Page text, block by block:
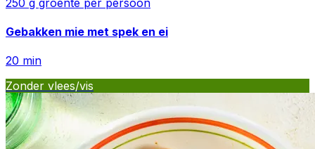
Gebakken mie met spek en ei
20 min
Zonder vlees/vis